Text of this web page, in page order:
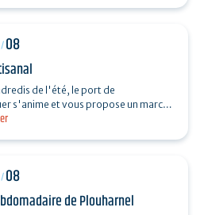
/08
de l'été, le port de
s'anime et vous propose un marché
local. Les musiciens
/08
de Plouharnel